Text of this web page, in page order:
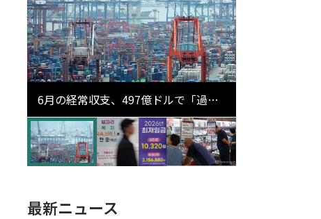
6月の経常収支、497億ドルで「過去
最大」…輸出が初の1000億ドル突破
最新ニュース